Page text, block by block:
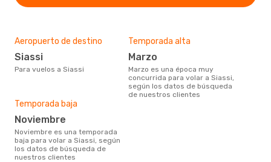
Aeropuerto de destino
Siassi
Para vuelos a Siassi
Temporada alta
marzo
marzo es una época muy
concurrida para volar a Siassi,
según los datos de búsqueda
de nuestros clientes
Temporada baja
noviembre
noviembre es una temporada
baja para volar a Siassi, según
los datos de búsqueda de
nuestros clientes